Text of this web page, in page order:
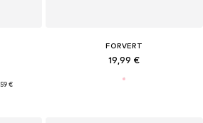
€
FORVERT
19,99 €